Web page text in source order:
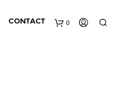
0
CONTACT